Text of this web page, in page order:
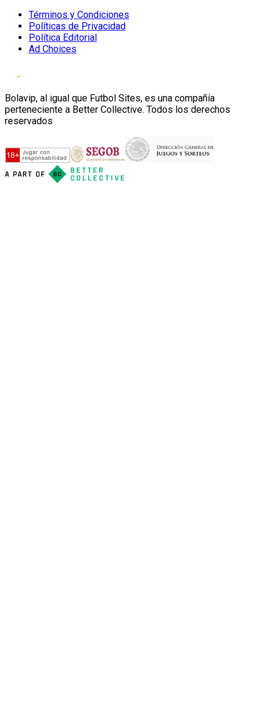
Términos y Condiciones
Políticas de Privacidad
Política Editorial
Ad Choices
Bolavip, al igual que Futbol Sites, es una compañía
perteneciente a Better Collective. Todos los derechos
reservados